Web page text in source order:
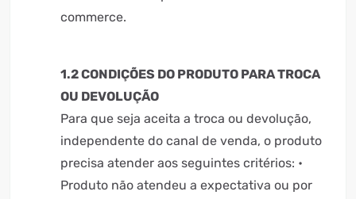
commerce.
1.2 CONDIÇÕES DO PRODUTO PARA TROCA
OU DEVOLUÇÃO
Para que seja aceita a troca ou devolução,
independente do canal de venda, o produto
precisa atender aos seguintes critérios: •
Produto não atendeu a expectativa ou por